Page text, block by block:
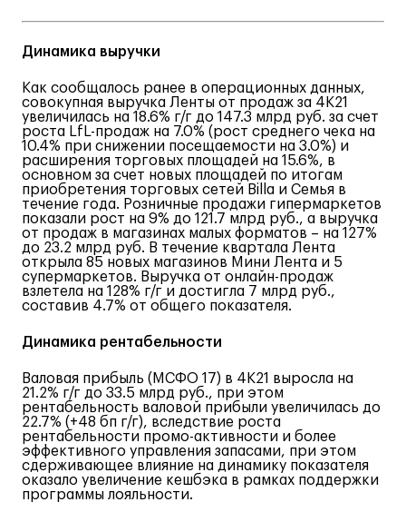
Динамика выручки
Как сообщалось ранее в операционных данных,
совокупная выручка Ленты от продаж за 4К21
увеличилась на 18.6% г/г до 147.3 млрд руб. за счет
роста LfL-продаж на 7.0% (рост среднего чека на
10.4% при снижении посещаемости на 3.0%) и
расширения торговых площадей на 15.6%, в
основном за счет новых площадей по итогам
приобретения торговых сетей Billa и Семья в
течение года. Розничные продажи гипермаркетов
показали рост на 9% до 121.7 млрд руб., а выручка
от продаж в магазинах малых форматов – на 127%
до 23.2 млрд руб. В течение квартала Лента
открыла 85 новых магазинов Мини Лента и 5
супермаркетов. Выручка от онлайн-продаж
взлетела на 128% г/г и достигла 7 млрд руб.,
составив 4.7% от общего показателя.
Динамика рентабельности
Валовая прибыль (МСФО 17) в 4К21 выросла на
21.2% г/г до 33.5 млрд руб., при этом
рентабельность валовой прибыли увеличилась до
22.7% (+48 бп г/г), вследствие роста
рентабельности промо-активности и более
эффективного управления запасами, при этом
сдерживающее влияние на динамику показателя
оказало увеличение кешбэка в рамках поддержки
программы лояльности.